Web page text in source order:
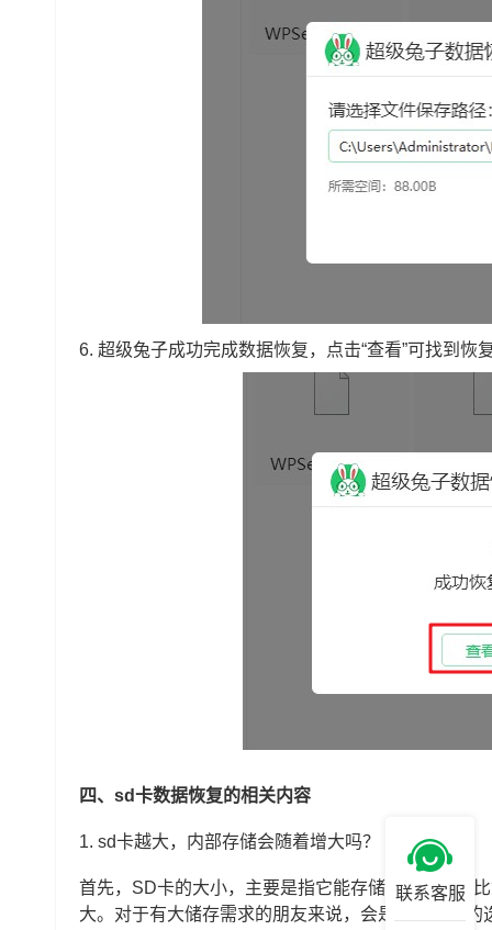
6. 超级兔子成功完成数据恢复，点击“查看”可找到恢
四、sd卡数据恢复的相关内容
1. sd卡越大，内部存储会随着增大吗？
首先，SD卡的大小，主要是指它能存储的数据量，
大。对于有大储存需求的朋友来说，会是个很不错的
联系客服